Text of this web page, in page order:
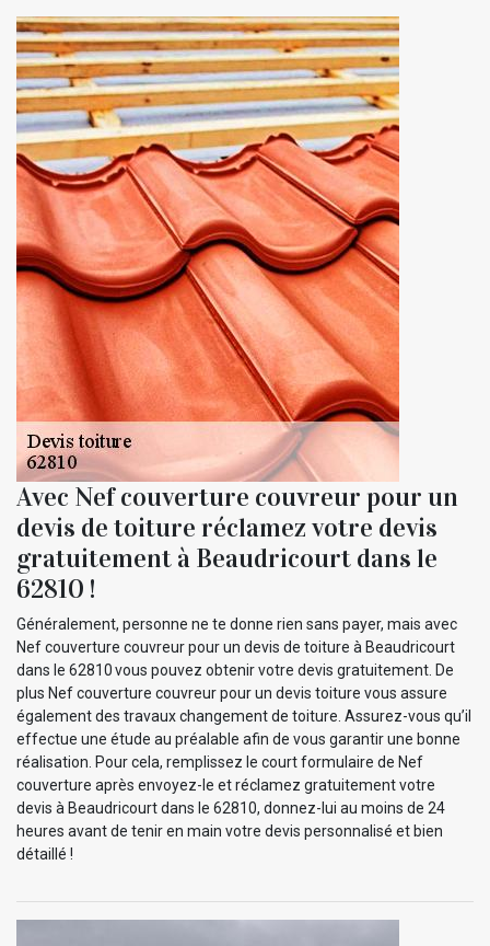
Avec Nef couverture couvreur pour un
devis de toiture réclamez votre devis
gratuitement à Beaudricourt dans le
62810 !
Généralement, personne ne te donne rien sans payer, mais avec
Nef couverture couvreur pour un devis de toiture à Beaudricourt
dans le 62810 vous pouvez obtenir votre devis gratuitement. De
plus Nef couverture couvreur pour un devis toiture vous assure
également des travaux changement de toiture. Assurez-vous qu’il
effectue une étude au préalable afin de vous garantir une bonne
réalisation. Pour cela, remplissez le court formulaire de Nef
couverture après envoyez-le et réclamez gratuitement votre
devis à Beaudricourt dans le 62810, donnez-lui au moins de 24
heures avant de tenir en main votre devis personnalisé et bien
détaillé !